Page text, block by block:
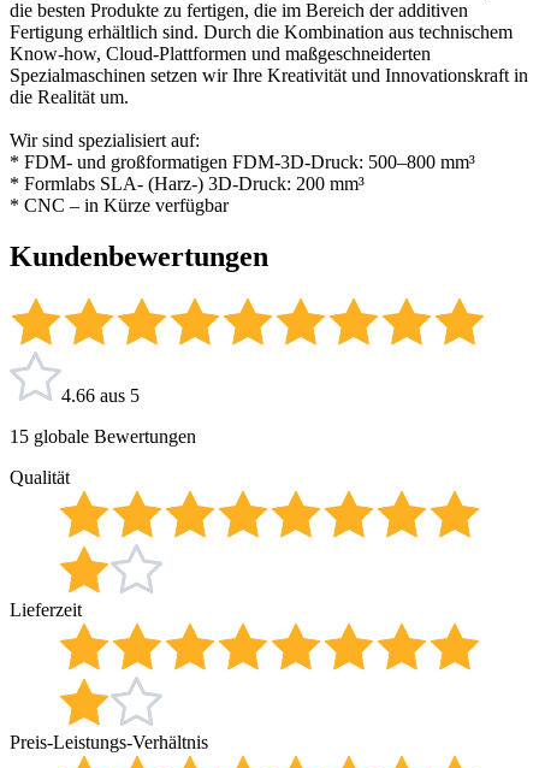
die besten Produkte zu fertigen, die im Bereich der additiven
Fertigung erhältlich sind. Durch die Kombination aus technischem
Know-how, Cloud-Plattformen und maßgeschneiderten
Spezialmaschinen setzen wir Ihre Kreativität und Innovationskraft in
die Realität um.
Wir sind spezialisiert auf:
* FDM- und großformatigen FDM-3D-Druck: 500–800 mm³
* Formlabs SLA- (Harz-) 3D-Druck: 200 mm³
* CNC – in Kürze verfügbar
Kundenbewertungen
4.66 aus 5
15 globale Bewertungen
Qualität
Lieferzeit
Preis-Leistungs-Verhältnis